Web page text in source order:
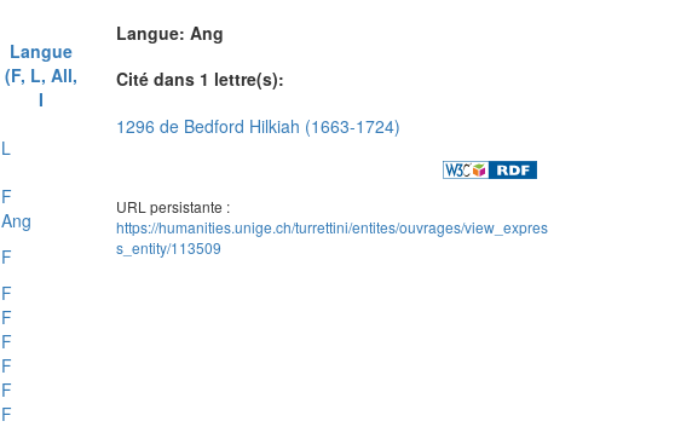
Langue
(F, L, All,
I
L
F
Ang
F
F
F
F
F
F
F
Langue: Ang
Cité dans 1 lettre(s):
1296 de Bedford Hilkiah (1663-1724)
URL persistante :
https://humanities.unige.ch/turrettini/entites/ouvrages/view_expres
s_entity/113509